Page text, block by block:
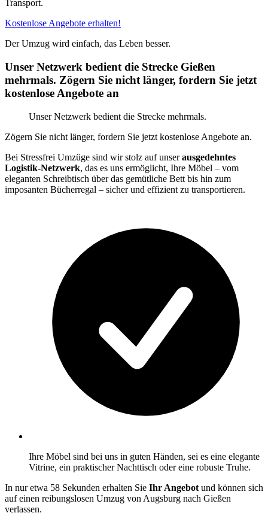
Transport.
Kostenlose Angebote erhalten!
Der Umzug wird einfach, das Leben besser.
Unser Netzwerk bedient die Strecke Gießen
mehrmals. Zögern Sie nicht länger, fordern Sie jetzt
kostenlose Angebote an
Unser Netzwerk bedient die Strecke mehrmals.
Zögern Sie nicht länger, fordern Sie jetzt kostenlose Angebote an.
Bei Stressfrei Umzüge sind wir stolz auf unserausgedehntes
Logistik-Netzwerk, das es uns ermöglicht, Ihre Möbel – vom
eleganten Schreibtisch über das gemütliche Bett bis hin zum
imposanten Bücherregal – sicher und effizient zu transportieren.
Ihre Möbel sind bei uns in guten Händen, sei es eine elegante
Vitrine, ein praktischer Nachttisch oder eine robuste Truhe.
In nur etwa 58 Sekunden erhalten Sie Ihr Angebot und können sich
auf einen reibungslosen Umzug von Augsburg nach Gießen
verlassen.